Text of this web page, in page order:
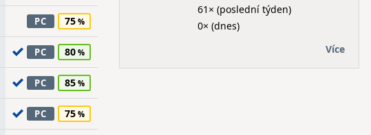
PC 75
PC 80
PC 85
PC 75
61× (poslední týden)
0× (dnes)
Více